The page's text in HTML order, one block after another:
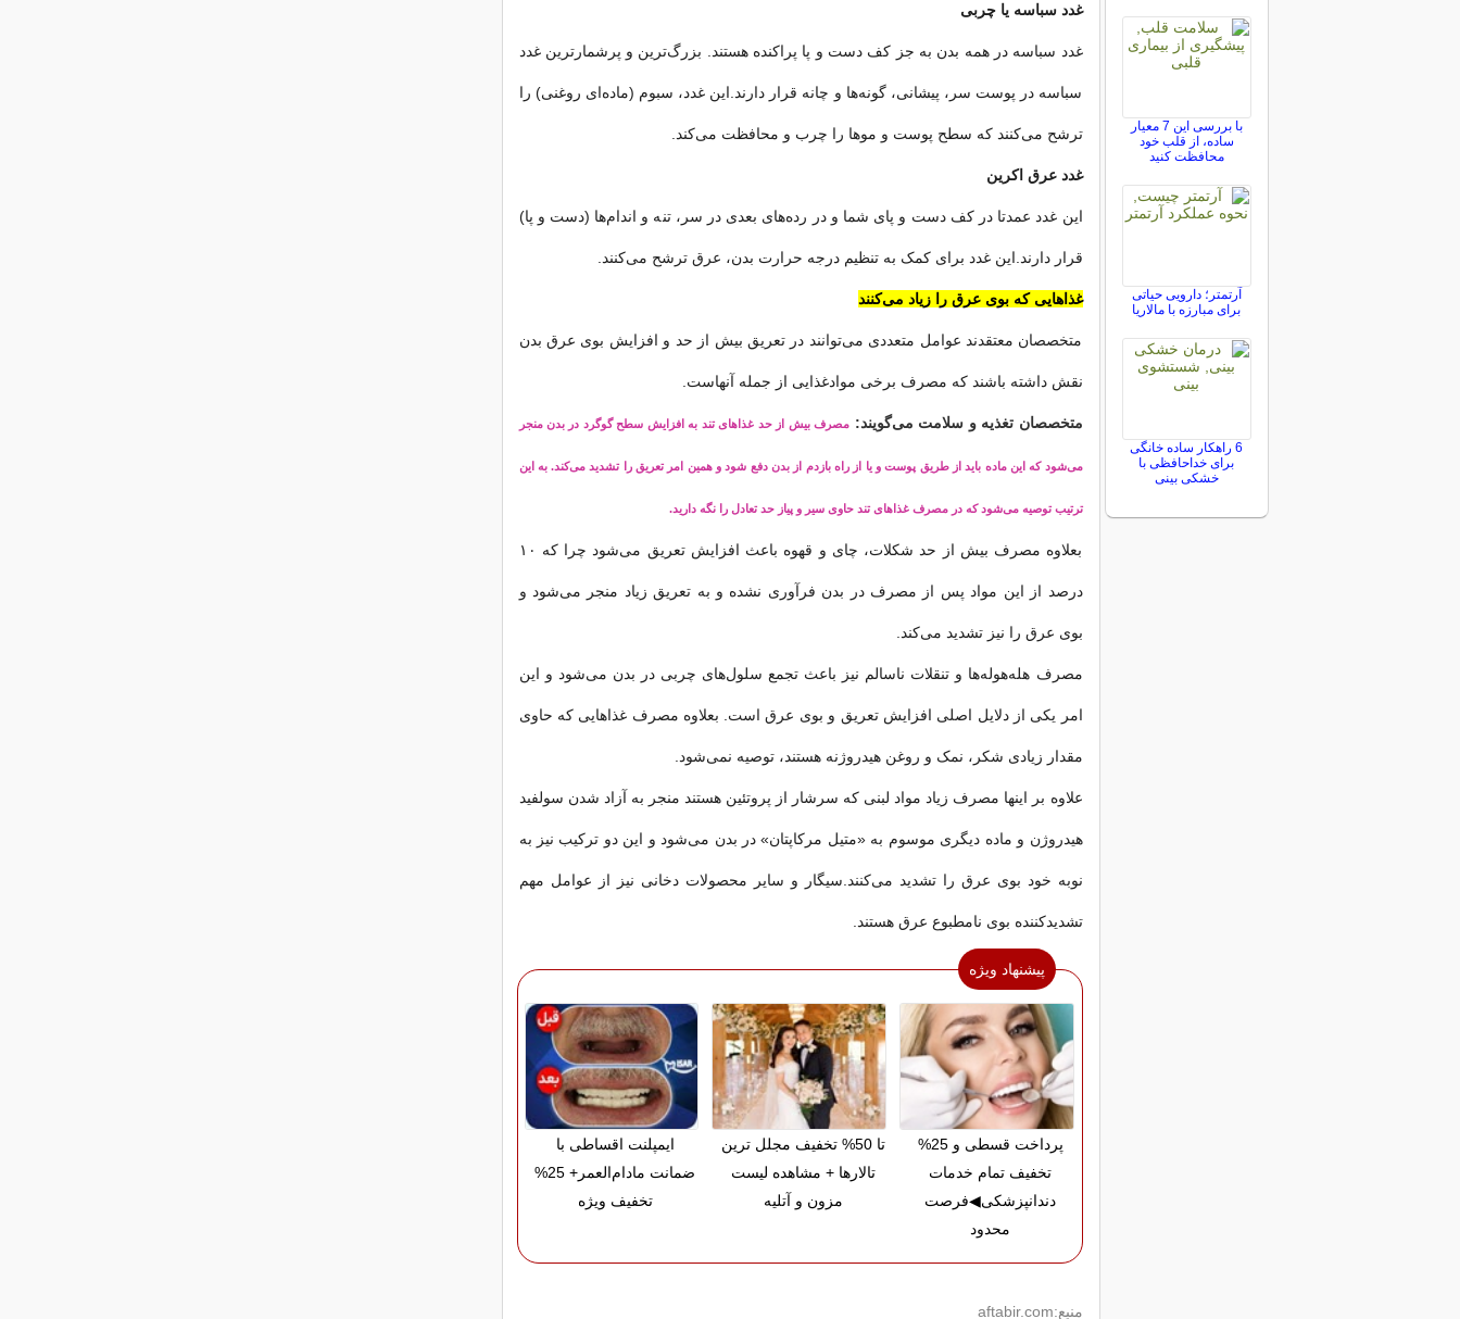
غدد سباسه یا چربی
غدد سباسه در همه بدن به جز کف دست و پا پراکنده هستند. بزرگ‌ترین و پرشمارترین غدد
سباسه در پوست سر، پیشانی، گونه‌ها و چانه قرار دارند.این غدد، سبوم (ماده‌ای روغنی) را
ترشح می‌کنند که سطح پوست و موها را چرب و محافظت می‌کند.
غدد عرق اکرین
این غدد عمدتا در کف دست و پای شما و در رده‌های بعدی در سر، تنه و اندام‌ها (دست و پا)
قرار دارند.این غدد برای کمک به تنظیم درجه حرارت بدن، عرق ترشح می‌کنند.
غذاهایی که بوی عرق را زیاد می‌کنند
متخصصان معتقدند عوامل متعددی می‌توانند در تعریق بیش از حد و افزایش بوی عرق بدن
نقش داشته باشند که مصرف برخی موادغذایی از جمله آنهاست.
متخصصان تغذیه و سلامت می‌گویند: مصرف بیش از حد غذاهای تند به افزایش سطح گوگرد در بدن منجر
می‌شود که این ماده باید از طریق پوست و یا از راه بازدم از بدن دفع شود و همین امر تعریق را تشدید می‌کند. به این
ترتیب توصیه می‌شود که در مصرف غذاهای تند حاوی سیر و پیاز حد تعادل را نگه دارید.
بعلاوه مصرف بیش از حد شکلات، چای و قهوه باعث افزایش تعریق می‌شود چرا که ۱۰
درصد از این مواد پس از مصرف در بدن فرآوری نشده و به تعریق زیاد منجر می‌شود و
بوی عرق را نیز تشدید می‌کند.
مصرف هله‌هوله‌ها و تنقلات ناسالم نیز باعث تجمع سلول‌های چربی در بدن می‌شود و این
امر یکی از دلایل اصلی افزایش تعریق و بوی عرق است. بعلاوه مصرف غذاهایی که حاوی
مقدار زیادی شکر، نمک و روغن هیدروژنه هستند، توصیه نمی‌شود.
علاوه بر اینها مصرف زیاد مواد لبنی که سرشار از پروتئین هستند منجر به آزاد شدن سولفید
هیدروژن و ماده دیگری موسوم به «متیل مرکاپتان» در بدن می‌شود و این دو ترکیب نیز به
نوبه خود بوی عرق را تشدید می‌کنند.سیگار و سایر محصولات دخانی نیز از عوامل مهم
تشدیدکننده بوی نامطبوع عرق هستند.
پیشنهاد ویژه
پرداخت قسطی و 25%
تخفیف تمام خدمات
دندانپزشکی◀فرصت
محدود
تا 50% تخفیف مجلل ترین
تالارها + مشاهده لیست
مزون و آتلیه
ایمپلنت اقساطی با
ضمانت مادام‌العمر+ 25%
تخفیف ویژه
منبع:aftabir.com
با بررسی این 7 معیار
ساده، از قلب خود
محافظت کنید
آرتمتر؛ دارویی حیاتی
برای مبارزه با مالاریا
6 راهکار ساده خانگی
برای خداحافظی با
خشکی بینی